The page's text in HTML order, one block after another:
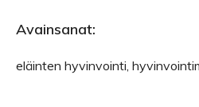
Avainsanat:
eläinten hyvinvointi,